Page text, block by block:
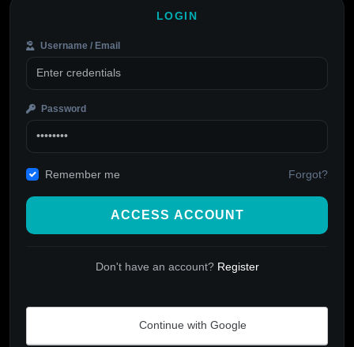
LOGIN
Username / Email
Password
Remember me Forgot?
ACCESS ACCOUNT
Don't have an account? Register
Continue with Google